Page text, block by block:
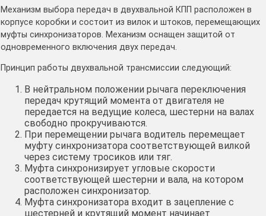
Механизм выбора передач в двухвальной КПП расположен в
корпусе коробки и состоит из вилок и штоков, перемещающих
муфты синхронизаторов. Механизм оснащен защитой от
одновременного включения двух передач.
Принцип работы двухвальной трансмиссии следующий:
В нейтральном положении рычага переключения
передач крутящий момента от двигателя не
передается на ведущие колеса, шестерни на валах
свободно прокручиваются.
При перемещении рычага водитель перемещает
муфту синхронизатора соответствующей вилкой
через систему тросиков или тяг.
Муфта синхронизирует угловые скорости
соответствующей шестерни и вала, на котором
расположен синхронизатор.
Муфта синхронизатора входит в зацепление с
шестерней и крутящий момент начинает